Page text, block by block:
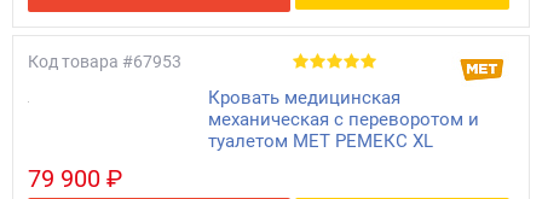
Код товара #67953
Кровать медицинская
механическая с переворотом и
туалетом MET РЕМЕКС XL
79 900 ₽